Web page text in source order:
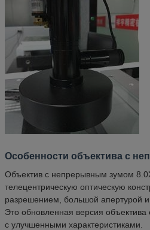
Особенности объектива с
Объектив с непрерывным зумом
телецентрическую оптическую
разрешением, большой апертурой
Это обновленная версия
с улучшенными характеристиками.